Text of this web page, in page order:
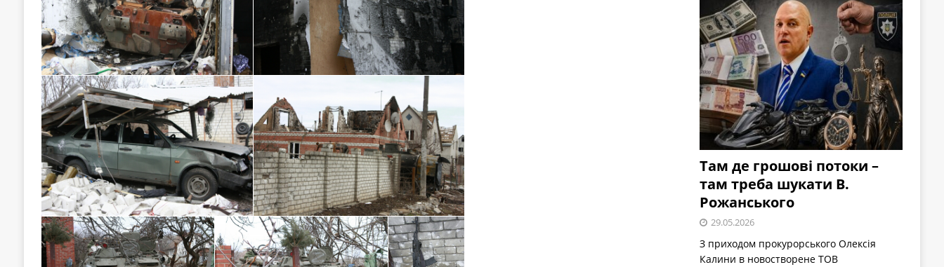
Там де грошові потоки –
там треба шукати В.
Рожанського
29.05.2026
З приходом прокурорського Олексія
Калини в новостворене ТОВ